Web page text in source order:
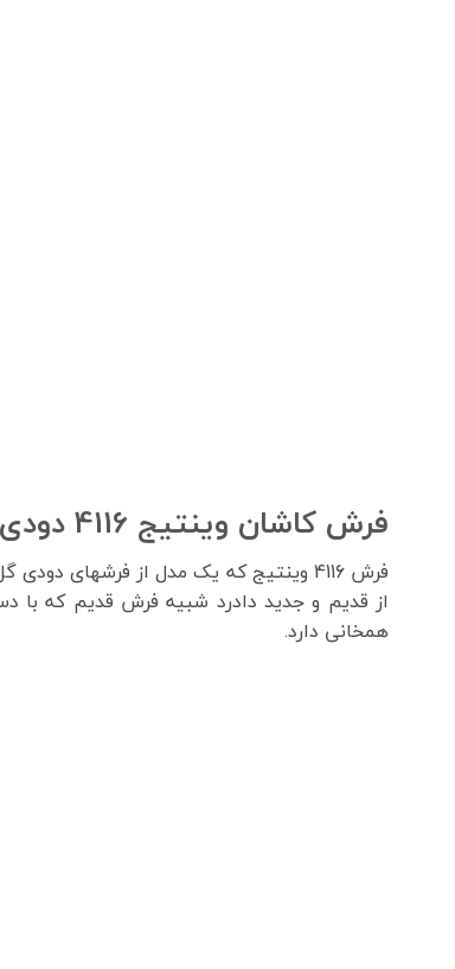
فرش کاشان وینتیج 4116 دودی
فرش 4116 وینتیج که یک مدل از
از قدیم و جدید دادرد شبیه فرش قدیم که با
همخانی دارد.